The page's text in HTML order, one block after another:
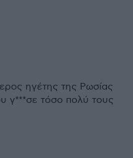
ηγέτης της Ρωσίας
γ***σε τόσο πολύ τους